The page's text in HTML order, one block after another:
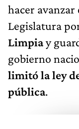
hacer avanzar
Legislatura
Limpiay
gobierno
limitó la ley
pública.